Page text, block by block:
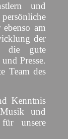
und
ebenso am
der
die gute
Presse.
Team des
Kenntnis
und
unsere